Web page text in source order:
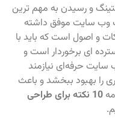
و رسیدن به مهم ترین
وب سایت موفق داشته
و اصول است که باید با
ای برخوردار است و
سایت حرفه‌ای نیازمند
را بهبود ببخشد و باعث
10 نکته برای طراحی